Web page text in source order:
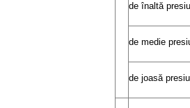
de înaltă
de medie
de joasă